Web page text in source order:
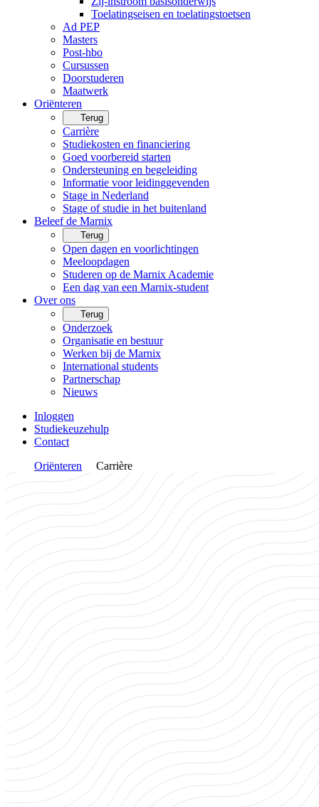
Toelatingseisen en toelatingstoetsen
Ad PEP
Masters
Post-hbo
Cursussen
Doorstuderen
Maatwerk
Oriënteren
Terug
Carrière
Studiekosten en financiering
Goed voorbereid starten
Ondersteuning en begeleiding
Informatie voor leidinggevenden
Stage in Nederland
Stage of studie in het buitenland
Beleef de Marnix
Terug
Open dagen en voorlichtingen
Meeloopdagen
Studeren op de Marnix Academie
Een dag van een Marnix-student
Over ons
Terug
Onderzoek
Organisatie en bestuur
Werken bij de Marnix
International students
Partnerschap
Nieuws
Inloggen
Studiekeuzehulp
Contact
Oriënteren
Carrière